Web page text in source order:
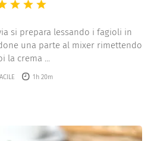
si prepara lessando i fagioli in
una parte al mixer rimettendo
la crema ...
1h 20m